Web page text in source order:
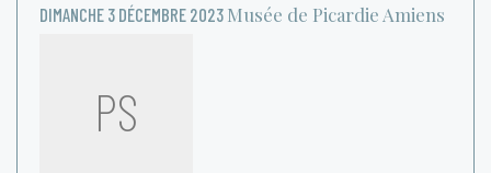
DIMANCHE 3 DÉCEMBRE 2023 Musée de Picardie Amiens
PS